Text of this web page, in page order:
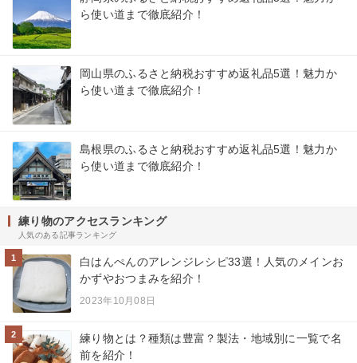
ら使い道まで徹底紹介！
岡山県のふるさと納税おすすめ返礼品5選！魅力か
ら使い道まで徹底紹介！
島根県のふるさと納税おすすめ返礼品5選！魅力か
ら使い道まで徹底紹介！
練り物のアクセスランキング
人気のある記事ランキング
1
白はんぺんのアレンジレシピ33選！人気のメインお
かずやおつまみを紹介！
2023年10月08日
2
練り物とは？種類は豊富？製法・地域別に一覧で名
前を紹介！